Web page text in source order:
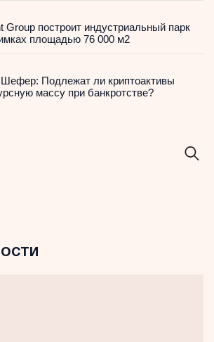
Group построит индустриальный парк
площадью 76 000 м2
Подлежат ли криптоактивы
массу при банкротстве?